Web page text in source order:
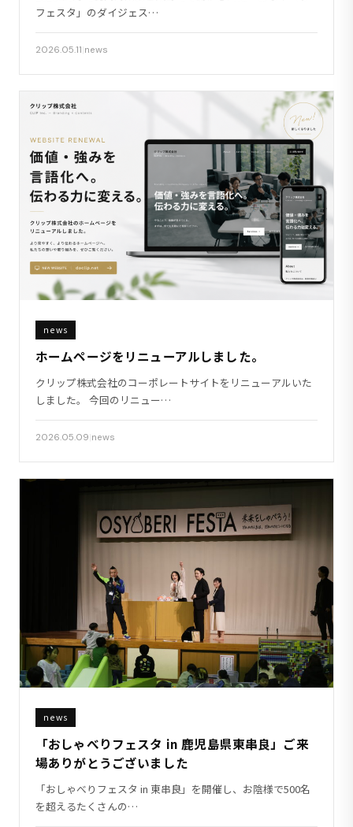
フェスタ」のダイジェス…
2026.05.11 news
news
ホームページをリニューアルしました。
クリップ株式会社のコーポレートサイトをリニューアルいた
しました。 今回のリニュー…
2026.05.09 news
news
「おしゃべりフェスタ in 鹿児島県東串良」ご来
場ありがとうございました
「おしゃべりフェスタ in 東串良」を開催し、お陰様で500名
を超えるたくさんの…